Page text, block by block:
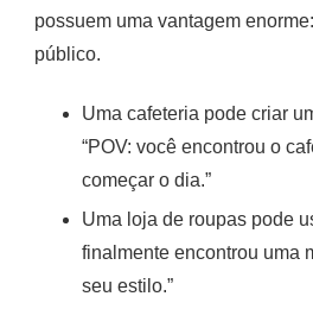
possuem uma vantagem
público.
Uma cafeteria pode criar
“POV: você encontrou o
começar o dia.”
Uma loja de roupas pode
finalmente encontrou uma
seu estilo.”